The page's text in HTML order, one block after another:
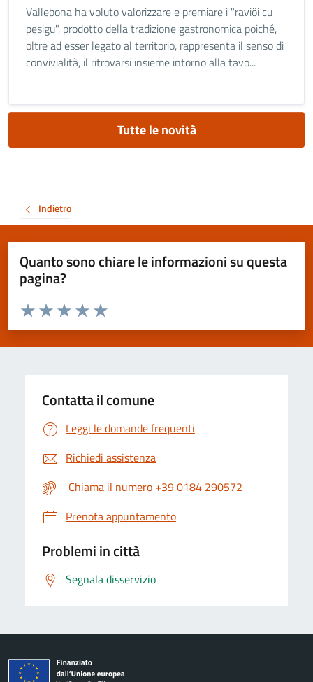
Vallebona ha voluto valorizzare e premiare i "raviöi cu
pesigu", prodotto della tradizione gastronomica poiché,
oltre ad esser legato al territorio, rappresenta il senso di
convivialità, il ritrovarsi insieme intorno alla tavo...
Tutte le novità
Indietro
Quanto sono chiare le informazioni su questa
pagina?
Valuta da 1 a 5 stelle la pagina
Valuta 5 stelle su 5
Valuta 4 stelle su 5
Valuta 3 stelle su 5
Valuta 2 stelle su 5
Valuta 1 stelle su 5
Contatta il comune
Leggi le domande frequenti
Richiedi assistenza
Chiama il numero +39 0184 290572
Prenota appuntamento
Problemi in città
Segnala disservizio